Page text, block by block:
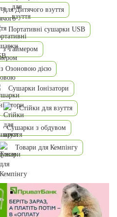
для Дитячого взуття
Портативні сушарки USB
з Таймером
з Озоновою дією
Сушарки Іонізатори
Стійки для взуття
Сушарки з обдувом
Товари для Кемпінгу